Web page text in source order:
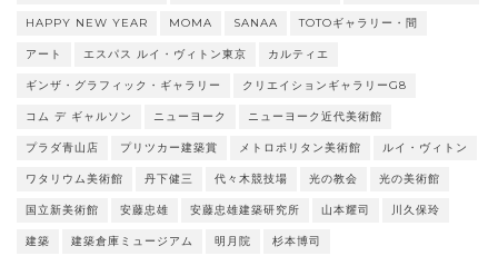
HAPPY NEW YEAR MOMA SANAA TOTOギャラリー・間
アート エスパス ルイ・ヴィトン東京 カルティエ
ギンザ・グラフィック・ギャラリー クリエイションギャラリーG8
コム デ ギャルソン ニューヨーク ニューヨーク近代美術館
プラダ青山店 プリツカー建築賞 メトロポリタン美術館 ルイ・ヴィトン
ワタリウム美術館 丹下健三 代々木競技場 光の教会 光の美術館
国立新美術館 安藤忠雄 安藤忠雄建築研究所 山本耀司 川久保玲
建築 建築倉庫ミュージアム 明月院 杉本博司